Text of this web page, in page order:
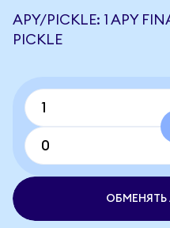
APY/PICKLE: 1 APY
PICKLE
ОБМЕНЯТЬ